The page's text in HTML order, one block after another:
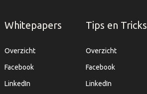
Whitepapers
Overzicht
Facebook
LinkedIn
Tips en Tricks
Overzicht
Facebook
LinkedIn